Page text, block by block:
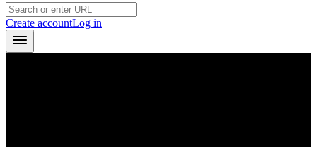
Create accountLog in